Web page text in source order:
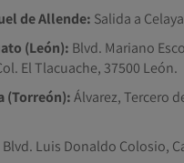
de Allende: Salida a
(León): Blvd. Mariano
El Tlacuache, 37500 León.
(Torreón):Álvarez, Tercero
Blvd. Luis Donaldo Colosio,